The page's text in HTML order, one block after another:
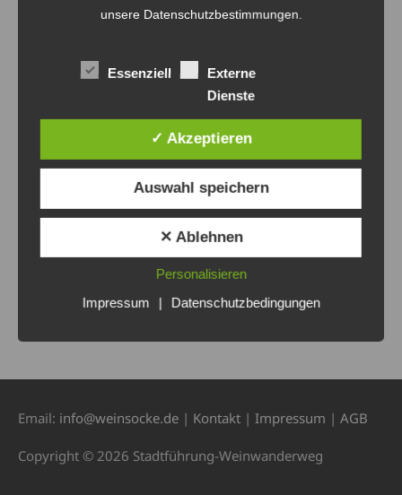
Artikelnummer:3314-1-WEINTOUR-AGNESVIERTEL-
inkl. 19 % MwSt.
Email: info@weinsocke.de | Kontakt | Impressum | AGB
Copyright © 2026 Stadtführung-Weinwanderweg
unsere Datenschutzbestimmungen.
Essenziell
Externe
Dienste
✓ Akzeptieren
Auswahl speichern
✕ Ablehnen
Personalisieren
Impressum
| Datenschutzbedingungen